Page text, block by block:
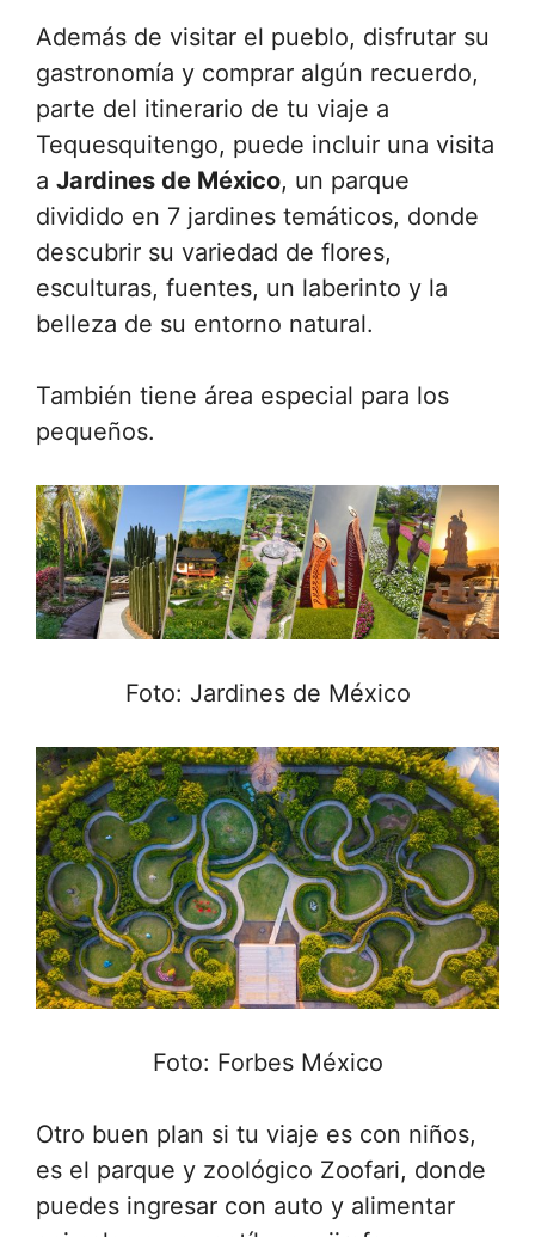
Además de visitar el pueblo, disfrutar su
gastronomía y comprar algún recuerdo,
parte del itinerario de tu viaje a
Tequesquitengo, puede incluir una visita
a Jardines de México, un parque
dividido en 7 jardines temáticos, donde
descubrir su variedad de flores,
esculturas, fuentes, un laberinto y la
belleza de su entorno natural.
También tiene área especial para los
pequeños.
Foto: Jardines de México
Foto: Forbes México
Otro buen plan si tu viaje es con niños,
es el parque y zoológico Zoofari, donde
puedes ingresar con auto y alimentar